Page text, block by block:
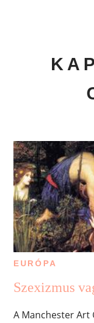
EURÓPA
Szexizmus
A Manchester Art